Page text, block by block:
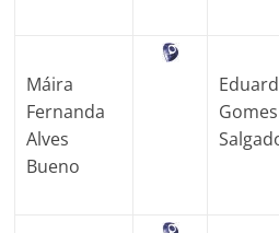
Máira
Fernanda
Alves
Bueno
Gomes